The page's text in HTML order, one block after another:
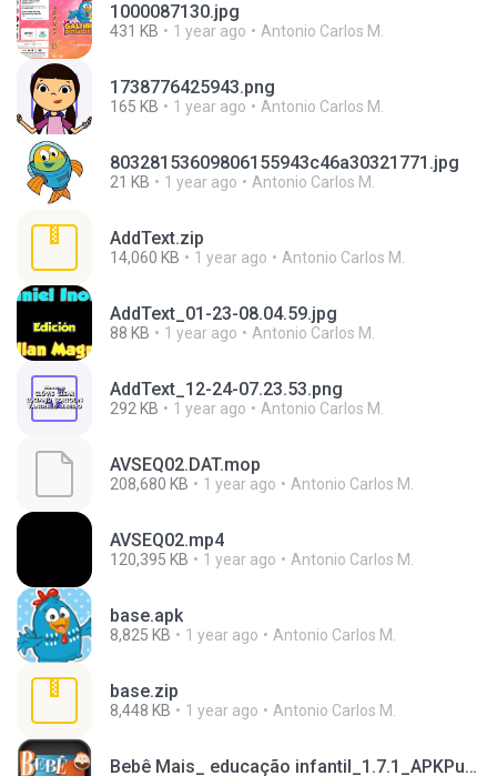
1000087130.jpg
431 KB 1 year ago Antonio Carlos M.
1738776425943.png
165 KB 1 year ago Antonio Carlos M.
80328153609806155943c46a30321771.jpg
21 KB 1 year ago Antonio Carlos M.
AddText.zip
14,060 KB 1 year ago Antonio Carlos M.
AddText_01-23-08.04.59.jpg
88 KB 1 year ago Antonio Carlos M.
AddText_12-24-07.23.53.png
292 KB 1 year ago Antonio Carlos M.
AVSEQ02.DAT.mop
208,680 KB 1 year ago Antonio Carlos M.
AVSEQ02.mp4
120,395 KB 1 year ago Antonio Carlos M.
base.apk
8,825 KB 1 year ago Antonio Carlos M.
base.zip
8,448 KB 1 year ago Antonio Carlos M.
Bebê Mais_ educação infantil_1.7.1_APKPure (1).apk